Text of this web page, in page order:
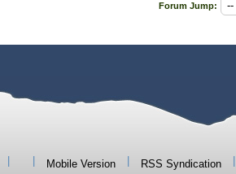
Forum Jump:
Mobile Version RSS Syndication